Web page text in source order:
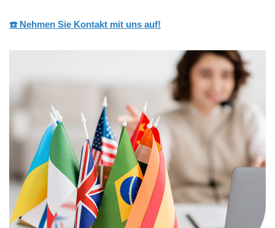
☎️ Nehmen Sie Kontakt mit uns auf!